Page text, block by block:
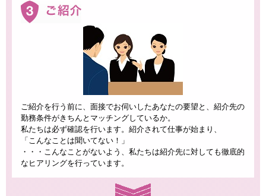
ご紹介を行う前に、面接でお伺いしたあなたの要望と、紹介先の
勤務条件がきちんとマッチングしているか。
私たちは必ず確認を行います。紹介されて仕事が始まり、
「こんなことは聞いてない！」
・・・こんなことがないよう、私たちは紹介先に対しても徹底的
なヒアリングを行っています。